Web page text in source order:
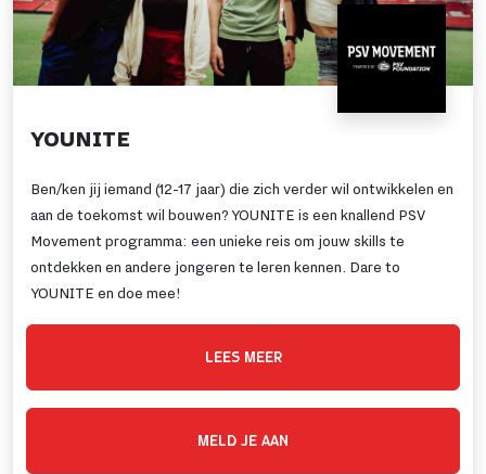
YOUNITE
Ben/ken jij iemand (12-17 jaar) die zich verder wil ontwikkelen en
aan de toekomst wil bouwen? YOUNITE is een knallend PSV
Movement programma: een unieke reis om jouw skills te
ontdekken en andere jongeren te leren kennen. Dare to
YOUNITE en doe mee!
LEES MEER
MELD JE AAN